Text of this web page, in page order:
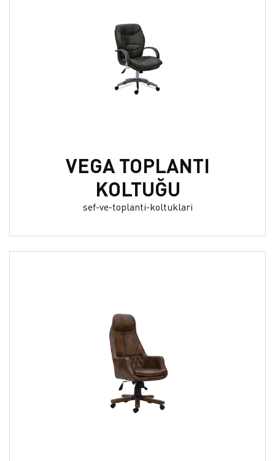
VEGA TOPLANTI
KOLTUĞU
sef-ve-toplanti-koltuklari